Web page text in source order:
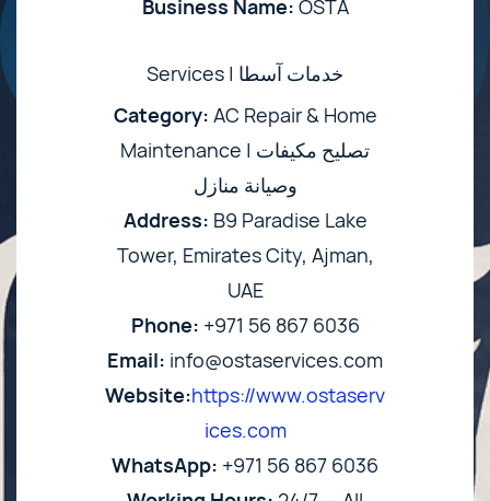
Business Name: OSTA
Services | خدمات آسطا
Category: AC Repair & Home
Maintenance | تصليح مكيفات
وصيانة منازل
Address: B9 Paradise Lake
Tower, Emirates City, Ajman,
UAE
Phone: +971 56 867 6036
Email: info@ostaservices.com
Website:https://www.ostaserv
ices.com
WhatsApp: +971 56 867 6036